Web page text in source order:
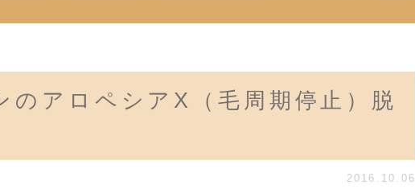
のアロペシアX（毛周期停止）脱
2016.10.06